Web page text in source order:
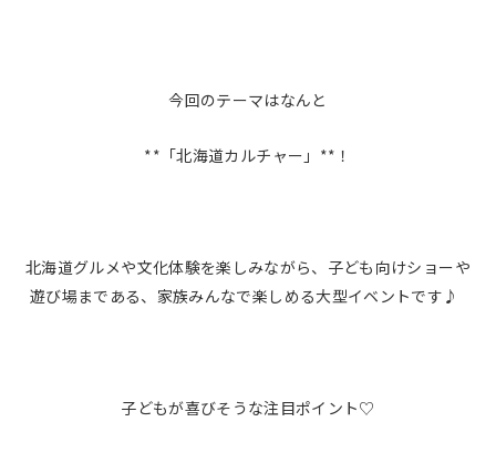
今回のテーマはなんと
**「北海道カルチャー」**！
北海道グルメや文化体験を楽しみながら、子ども向けショーや
遊び場まである、家族みんなで楽しめる大型イベントです♪
子どもが喜びそうな注目ポイント♡